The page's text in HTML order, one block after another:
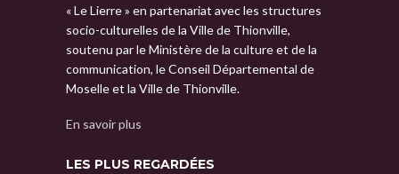
« Le Lierre » en partenariat avec les structures
socio-culturelles de la Ville de Thionville,
soutenu par le Ministère de la culture et de la
communication, le Conseil Départemental de
Moselle et la Ville de Thionville.
En savoir plus
LES PLUS REGARDÉES